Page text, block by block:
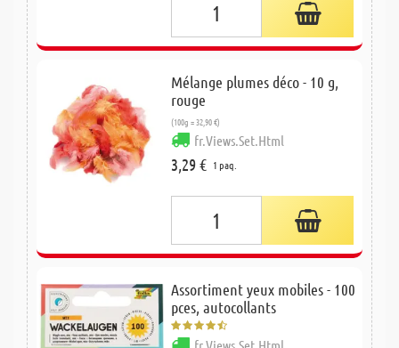
Mélange plumes déco - 10 g,
rouge
(100g = 32,90 €)
fr.Views.Set.Html
3,29 € 1 paq.
Assortiment yeux mobiles - 100
pces, autocollants